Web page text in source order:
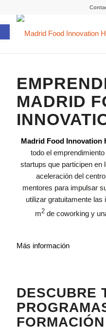
MADRID
Madrid Food Innovation
todo el
startups que participen en
aceleración del
mentores para impulsar
utilizar gratuitamente
m2 de coworking y
Más información
DESCUBRE
Abrir barra